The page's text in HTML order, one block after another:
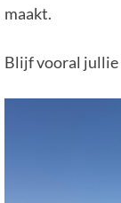
maakt.
Blijf vooral jullie